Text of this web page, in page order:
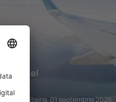
Hôtel
les-Bains, 01 septembrie 2026,